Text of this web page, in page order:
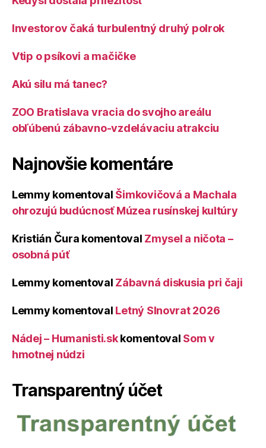
Investorov čaká turbulentný druhý polrok
Vtip o psíkovi a mačičke
Akú silu má tanec?
ZOO Bratislava vracia do svojho areálu
obľúbenú zábavno-vzdelávaciu atrakciu
Najnovšie komentáre
Lemmy komentoval Šimkovičová a Machala
ohrozujú budúcnosť Múzea rusínskej kultúry
Kristián Čura komentoval Zmysel a ničota –
osobná púť
Lemmy komentoval Zábavná diskusia pri čaji
Lemmy komentoval Letný Slnovrat 2026
Nádej – Humanisti.skkomentoval Som v
hmotnej núdzi
Transparentný účet